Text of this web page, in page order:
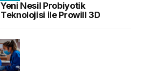
Yeni Nesil Probiyotik
Teknolojisi ile Prowill 3D